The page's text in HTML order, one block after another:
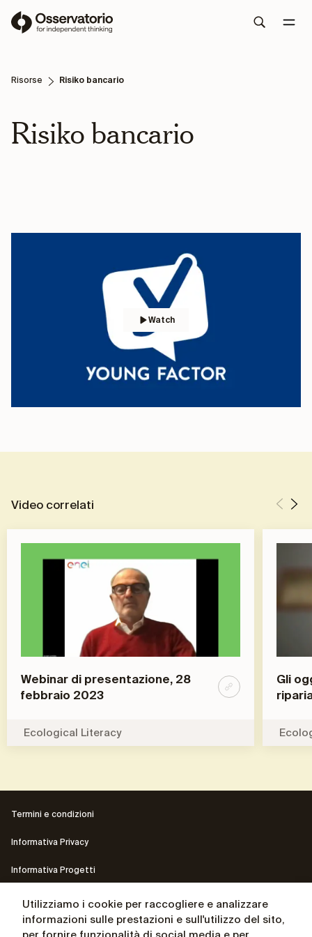
Risorse Risiko bancario
Risiko bancario
Watch
Video correlati
Webinar di presentazione, 28
febbraio 2023
Ecological Literacy
Gli
Termini e condizioni
Informativa Privacy
Informativa Progetti
Il sito del Presidente Andrea Ceccherini
Utilizziamo i cookie per raccogliere e analizzare
informazioni sulle prestazioni e sull'utilizzo del sito,
per fornire funzionalità di social media e per